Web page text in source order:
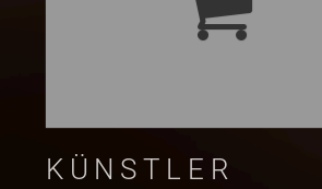
KÜNSTLER